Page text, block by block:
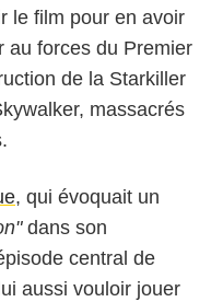
le film pour en avoir
au forces du Premier
de la Starkiller
massacrés
, qui évoquait un
dans son
central de
aussi vouloir jouer